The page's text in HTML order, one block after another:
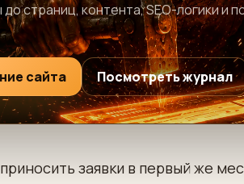
страниц, контента, SEO-логики и
сайта Посмотреть журнал
заявки в первый же